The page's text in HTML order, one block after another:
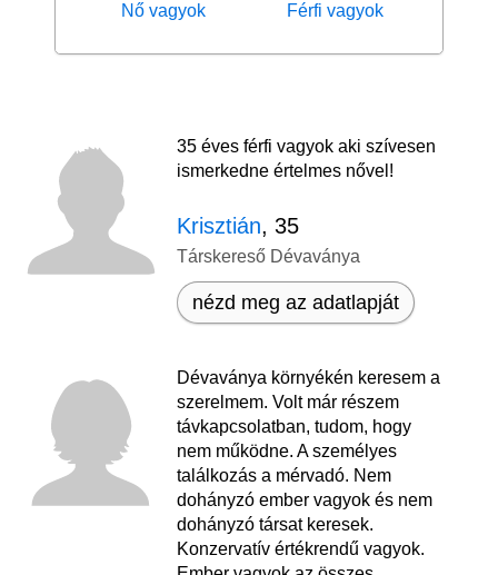
Nő vagyok Férfi vagyok
35 éves férfi vagyok aki szívesen
ismerkedne értelmes nővel!
Krisztián, 35
Társkereső Dévaványa
nézd meg az adatlapját
Dévaványa környékén keresem a
szerelmem. Volt már részem
távkapcsolatban, tudom, hogy
nem működne. A személyes
találkozás a mérvadó. Nem
dohányzó ember vagyok és nem
dohányzó társat keresek.
Konzervatív értékrendű vagyok.